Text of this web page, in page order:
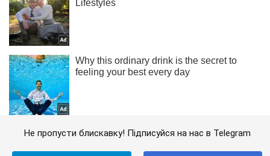
Не пропусти блискавку! Підписуйся на нас в Telegram